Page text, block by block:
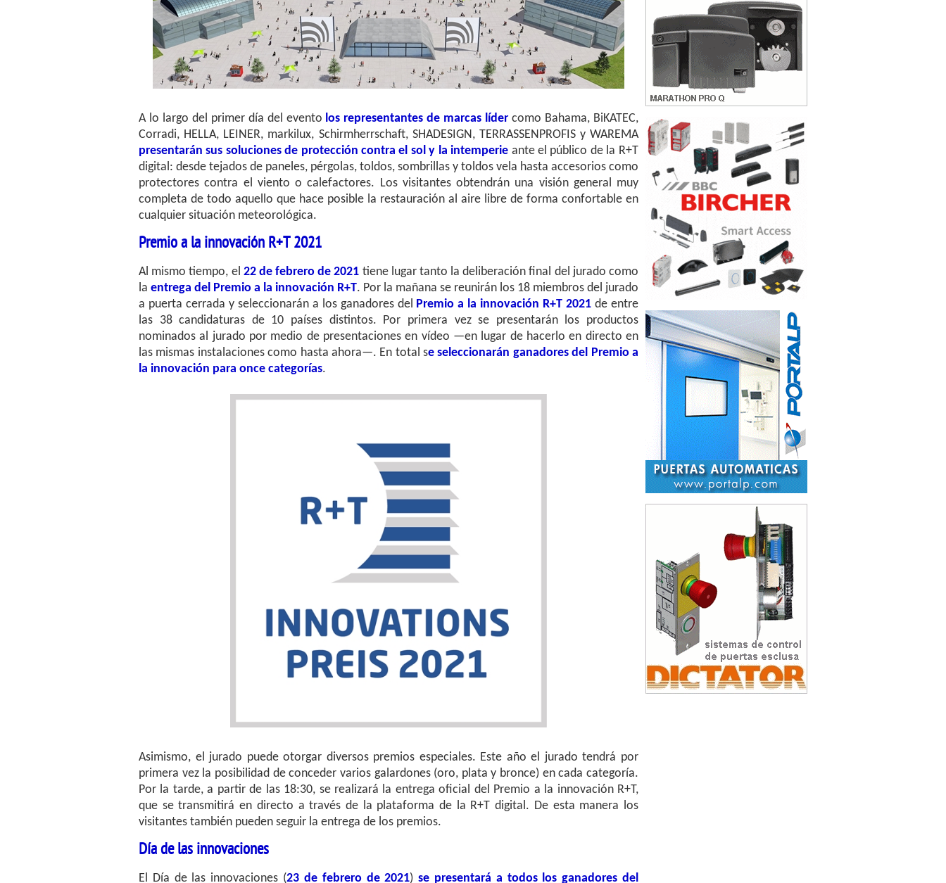
A lo largo del primer día del evento los representantes de marcas líder como Bahama, BiKATEC,
Corradi, HELLA, LEINER, markilux, Schirmherrschaft, SHADESIGN, TERRASSENPROFIS y WAREMA
presentarán sus soluciones de protección contra el sol y la intemperie ante el público de la R+T
digital: desde tejados de paneles, pérgolas, toldos, sombrillas y toldos vela hasta accesorios como
protectores contra el viento o calefactores. Los visitantes obtendrán una visión general muy
completa de todo aquello que hace posible la restauración al aire libre de forma confortable en
cualquier situación meteorológica.
Premio a la innovación R+T 2021
Al mismo tiempo, el 22 de febrero de 2021 tiene lugar tanto la deliberación final del jurado como
la entrega del Premio a la innovación R+T. Por la mañana se reunirán los 18 miembros del jurado
a puerta cerrada y seleccionarán a los ganadores del Premio a la innovación R+T 2021 de entre
las 38 candidaturas de 10 países distintos. Por primera vez se presentarán los productos
nominados al jurado por medio de presentaciones en vídeo —en lugar de hacerlo en directo en
las mismas instalaciones como hasta ahora—. En total se seleccionarán ganadores del Premio a
la innovación para once categorías.
Asimismo, el jurado puede otorgar diversos premios especiales. Este año el jurado tendrá por
primera vez la posibilidad de conceder varios galardones (oro, plata y bronce) en cada categoría.
Por la tarde, a partir de las 18:30, se realizará la entrega oficial del Premio a la innovación R+T,
que se transmitirá en directo a través de la plataforma de la R+T digital. De esta manera los
visitantes también pueden seguir la entrega de los premios.
Día de las innovaciones
El Día de las innovaciones (23 de febrero de 2021)se presentará a todos los ganadores del